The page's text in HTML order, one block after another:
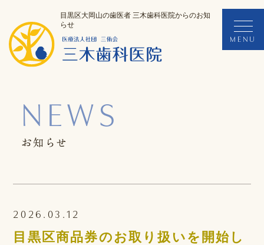
目黒区大岡山の歯医者 三木歯科医院からのお知
らせ
NEWS
お知らせ
2026.03.12
目黒区商品券のお取り扱いを開始し